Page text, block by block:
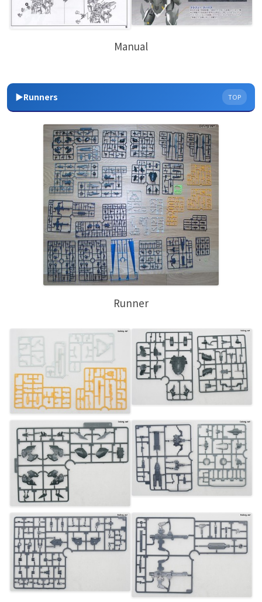
Manual
▶Runners TOP
Runner